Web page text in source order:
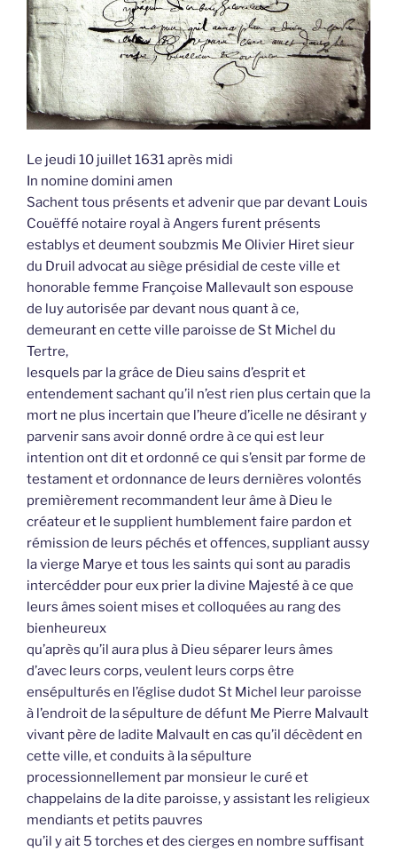
Le jeudi 10 juillet 1631 après midi
In nomine domini amen
Sachent tous présents et advenir que par devant Louis
Couëffé notaire royal à Angers furent présents
establys et deument soubzmis Me Olivier Hiret sieur
du Druil advocat au siège présidial de ceste ville et
honorable femme Françoise Mallevault son espouse
de luy autorisée par devant nous quant à ce,
demeurant en cette ville paroisse de St Michel du
Tertre,
lesquels par la grâce de Dieu sains d’esprit et
entendement sachant qu’il n’est rien plus certain que la
mort ne plus incertain que l’heure d’icelle ne désirant y
parvenir sans avoir donné ordre à ce qui est leur
intention ont dit et ordonné ce qui s’ensit par forme de
testament et ordonnance de leurs dernières volontés
premièrement recommandent leur âme à Dieu le
créateur et le supplient humblement faire pardon et
rémission de leurs péchés et offences, suppliant aussy
la vierge Marye et tous les saints qui sont au paradis
intercédder pour eux prier la divine Majesté à ce que
leurs âmes soient mises et colloquées au rang des
bienheureux
qu’après qu’il aura plus à Dieu séparer leurs âmes
d’avec leurs corps, veulent leurs corps être
ensépulturés en l’église dudot St Michel leur paroisse
à l’endroit de la sépulture de défunt Me Pierre Malvault
vivant père de ladite Malvault en cas qu’il décèdent en
cette ville, et conduits à la sépulture
processionnellement par monsieur le curé et
chappelains de la dite paroisse, y assistant les religieux
mendiants et petits pauvres
qu’il y ait 5 torches et des cierges en nombre suffisant